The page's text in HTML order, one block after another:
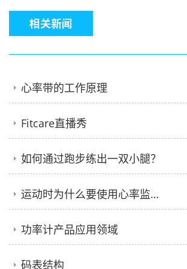
相关新闻
心率带的工作原理
Fitcare直播秀
如何通过跑步练出一双小腿？
运动时为什么要使用心率监测器？
功率计产品应用领域
码表结构